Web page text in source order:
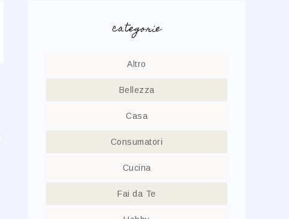
categorie
Altro
Bellezza
Casa
Consumatori
Cucina
Fai da Te